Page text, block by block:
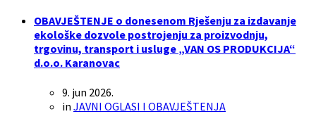
OBAVJEŠTENJE o donesenom Rješenju za izdavanje
ekološke dozvole postrojenju za proizvodnju,
trgovinu, transport i usluge „VAN OS PRODUKCIJA“
d.o.o. Karanovac
9. jun 2026.
in JAVNI OGLASI I OBAVJEŠTENJA